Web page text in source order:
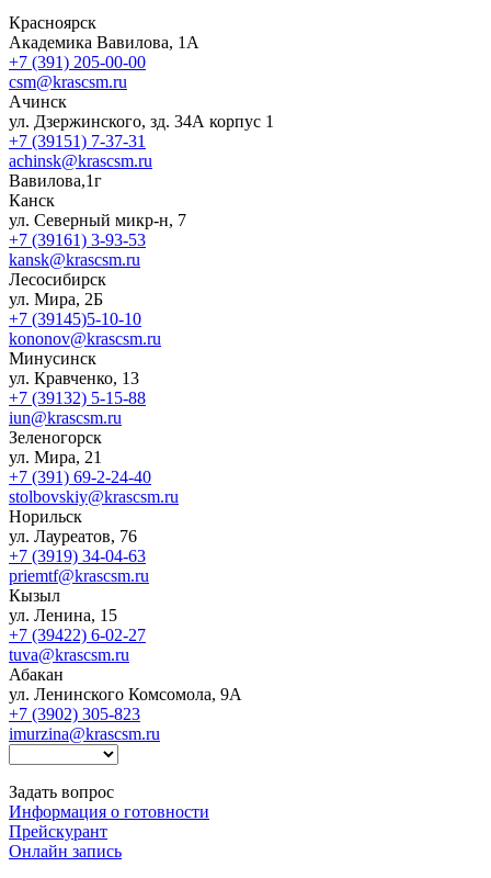
Красноярск
Академика Вавилова, 1А
+7 (391) 205-00-00
csm@krascsm.ru
Ачинск
ул. Дзержинского, зд. 34А корпус 1
+7 (39151) 7-37-31
achinsk@krascsm.ru
Вавилова,1г
Канск
ул. Северный микр-н, 7
+7 (39161) 3-93-53
kansk@krascsm.ru
Лесосибирск
ул. Мира, 2Б
+7 (39145)5-10-10
kononov@krascsm.ru
Минусинск
ул. Кравченко, 13
+7 (39132) 5-15-88
iun@krascsm.ru
Зеленогорск
ул. Мира, 21
+7 (391) 69-2-24-40
stolbovskiy@krascsm.ru
Норильск
ул. Лауреатов, 76
+7 (3919) 34-04-63
priemtf@krascsm.ru
Кызыл
ул. Ленина, 15
+7 (39422) 6-02-27
tuva@krascsm.ru
Абакан
ул. Ленинского Комсомола, 9А
+7 (3902) 305-823
imurzina@krascsm.ru
Задать вопрос
Информация о готовности
Прейскурант
Онлайн запись